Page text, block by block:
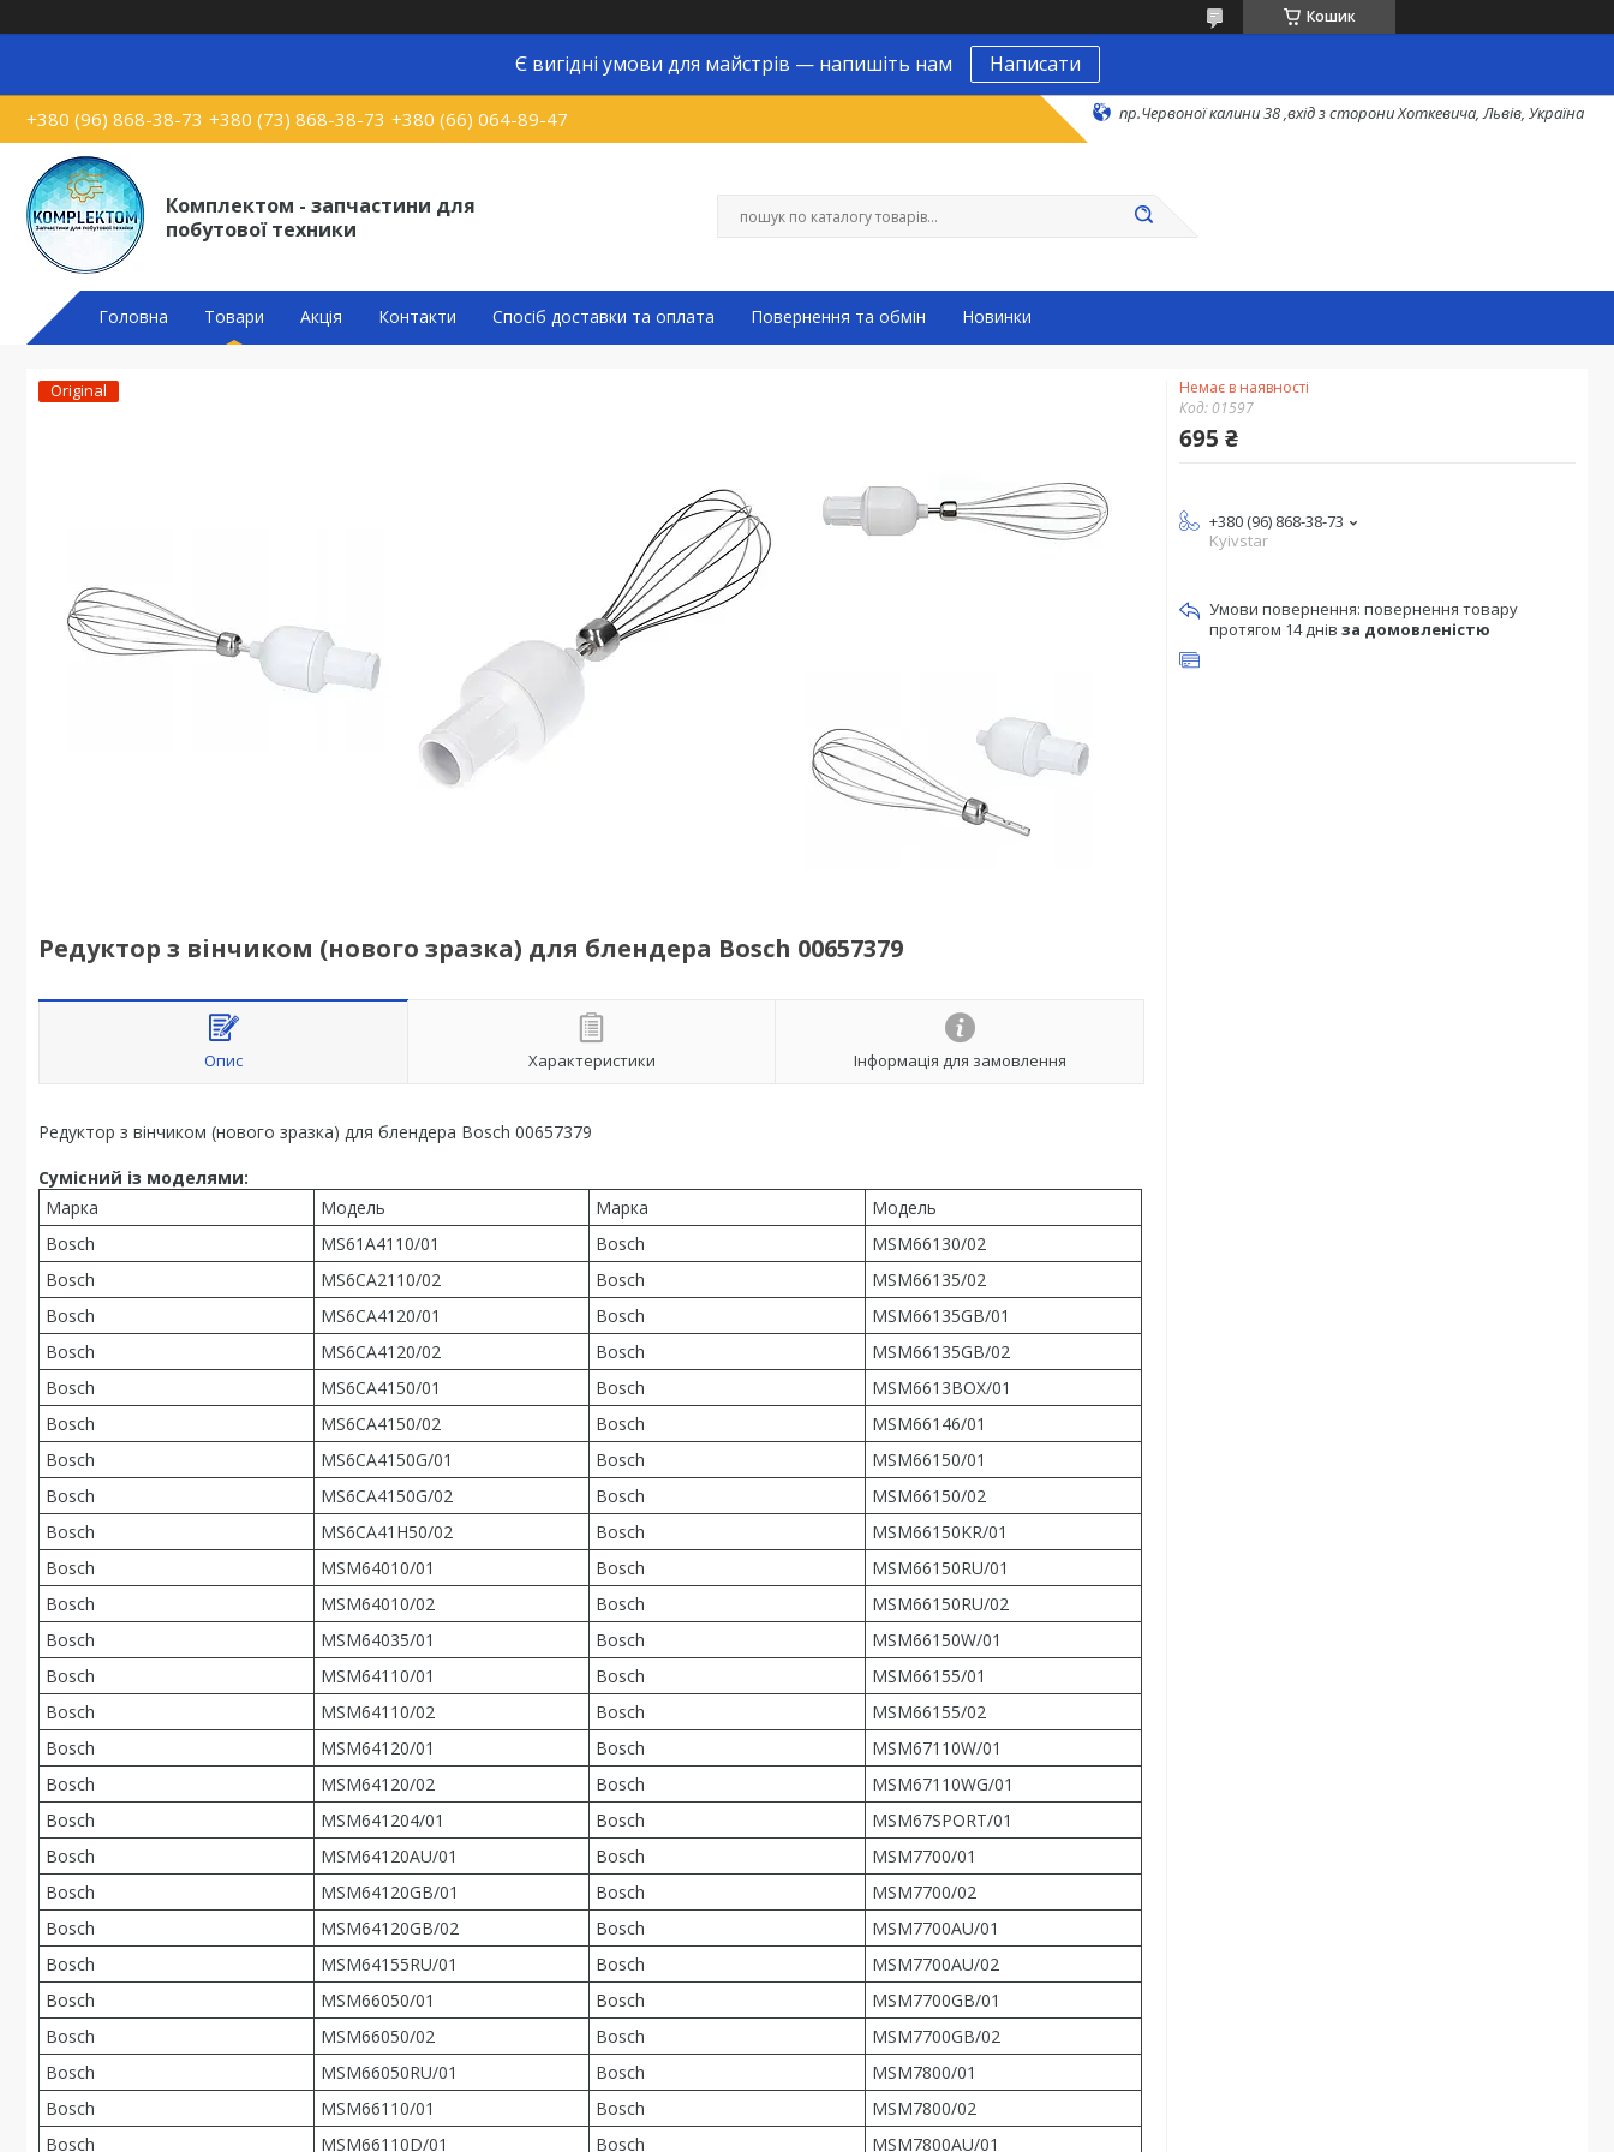
Кошик
Є вигідні умови для майстрів — напишіть нам Написати
+380 (96) 868-38-73 +380 (73) 868-38-73 +380 (66) 064-89-47 пр.Червоної калини 38 ,вхід з сторони Хоткевича, Львів, Україна
Комплектом - запчастини для
побутової техники
Головна Товари Акція Контакти Спосіб доставки та оплата Повернення та обмін Новинки
Original
Редуктор з вінчиком (нового зразка) для блендера Bosch 00657379
Опис Характеристики Інформація для замовлення
Редуктор з вінчиком (нового зразка) для блендера Bosch 00657379
Сумісний із моделями:
Марка
Модель Марка
Модель
Bosch
MS61A4110/01 Bosch
MSM66130/02
Bosch
MS6CA2110/02 Bosch
MSM66135/02
Bosch
MS6CA4120/01 Bosch
MSM66135GB/01
Bosch
MS6CA4120/02 Bosch
MSM66135GB/02
Bosch
MS6CA4150/01 Bosch
MSM6613BOX/01
Bosch
MS6CA4150/02 Bosch
MSM66146/01
Bosch
MS6CA4150G/01 Bosch
MSM66150/01
Bosch
MS6CA4150G/02 Bosch
MSM66150/02
Bosch
MS6CA41H50/02 Bosch
MSM66150KR/01
Bosch
MSM64010/01 Bosch
MSM66150RU/01
Bosch
MSM64010/02 Bosch
MSM66150RU/02
Bosch
MSM64035/01 Bosch
MSM66150W/01
Bosch
MSM64110/01 Bosch
MSM66155/01
Bosch
MSM64110/02 Bosch
MSM66155/02
Bosch
MSM64120/01 Bosch
MSM67110W/01
Bosch
MSM64120/02 Bosch
MSM67110WG/01
Bosch
MSM641204/01 Bosch
MSM67SPORT/01
Bosch
MSM64120AU/01 Bosch
MSM7700/01
Bosch
MSM64120GB/01 Bosch
MSM7700/02
Bosch
MSM64120GB/02 Bosch
MSM7700AU/01
Bosch
MSM64155RU/01 Bosch
MSM7700AU/02
Bosch
MSM66050/01 Bosch
MSM7700GB/01
Bosch
MSM66050/02 Bosch
MSM7700GB/02
Bosch
MSM66050RU/01 Bosch
MSM7800/01
Bosch
MSM66110/01 Bosch
MSM7800/02
Bosch
MSM66110D/01 Bosch
MSM7800AU/01
Немає в наявності
Код: 01597
695 ₴
+380 (96) 868-38-73
Kyivstar
повернення товару
протягом 14 днів за домовленістю